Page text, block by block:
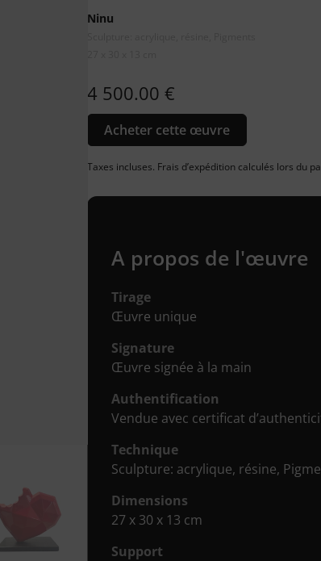
Ninu
4 500.00€
Acheter cette œuvre
Taxes incluses. Frais d’expédition calculés lors du
A propos de l'œuvre
Tirage
Œuvre unique
Signature
Œuvre signée à la main
Authentification
Vendue avec certificat
Technique
Sculpture: acrylique, résine,
Dimensions
27 x 30 x 13 cm
Support